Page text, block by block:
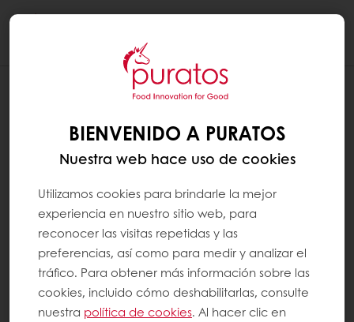
BIENVENIDO A PURATOS
Nuestra web hace uso de cookies
Utilizamos cookies para brindarle la mejor
experiencia en nuestro sitio web, para
reconocer las visitas repetidas y las
preferencias, así como para medir y analizar el
tráfico. Para obtener más información sobre las
cookies, incluido cómo deshabilitarlas, consulte
nuestra política de cookies. Al hacer clic en